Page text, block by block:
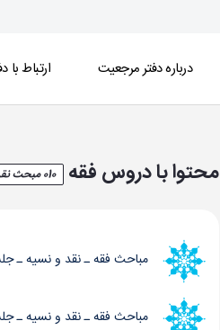
درباره دفتر مرجعیت ارتباط با
محتوا با دروس فقه 010 مبحث نقد و نسیه
مباحث فقه ـ نقد و نسیه ـ جلسه 48 (1392/
مباحث فقه ـ نقد و نسیه ـ جلسه 47 (1392/